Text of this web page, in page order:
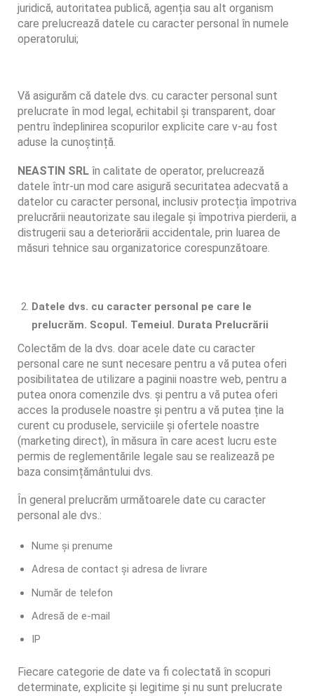
juridică, autoritatea publică, agenția sau alt organism
care prelucrează datele cu caracter personal în numele
operatorului;
Vă asigurăm că datele dvs. cu caracter personal sunt
prelucrate în mod legal, echitabil și transparent, doar
pentru îndeplinirea scopurilor explicite care v-au fost
aduse la cunoștință.
NEASTIN SRL în calitate de operator, prelucrează
datele într-un mod care asigură securitatea adecvată a
datelor cu caracter personal, inclusiv protecția împotriva
prelucrării neautorizate sau ilegale și împotriva pierderii, a
distrugerii sau a deteriorării accidentale, prin luarea de
măsuri tehnice sau organizatorice corespunzătoare.
Datele dvs. cu caracter personal pe care le
prelucrăm. Scopul. Temeiul. Durata Prelucrării
Colectăm de la dvs. doar acele date cu caracter
personal care ne sunt necesare pentru a vă putea oferi
posibilitatea de utilizare a paginii noastre web, pentru a
putea onora comenzile dvs. și pentru a vă putea oferi
acces la produsele noastre și pentru a vă putea ține la
curent cu produsele, serviciile și ofertele noastre
(marketing direct), în măsura în care acest lucru este
permis de reglementările legale sau se realizează pe
baza consimțământului dvs.
În general prelucrăm următoarele date cu caracter
personal ale dvs.:
Nume și prenume
Adresa de contact și adresa de livrare
Număr de telefon
Adresă de e-mail
IP
Fiecare categorie de date va fi colectată în scopuri
determinate, explicite și legitime și nu sunt prelucrate